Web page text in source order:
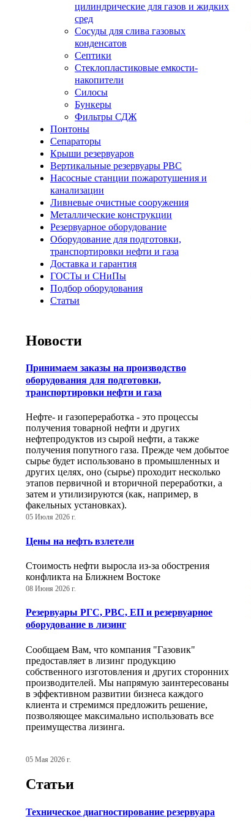
цилиндрические для газов и жидких
сред
Сосуды для слива газовых
конденсатов
Септики
Стеклопластиковые емкости-
накопители
Силосы
Бункеры
Фильтры СДЖ
Понтоны
Сепараторы
Крыши резервуаров
Вертикальные резервуары РВС
Насосные станции пожаротушения и
канализации
Ливневые очистные сооружения
Металлические конструкции
Резервуарное оборудование
Оборудование для подготовки,
транспортировки нефти и газа
Доставка и гарантия
ГОСТы и СНиПы
Подбор оборудования
Статьи
Новости
Принимаем заказы на производство
оборудования для подготовки,
транспортировки нефти и газа
Нефте- и газопереработка - это процессы
получения товарной нефти и других
нефтепродуктов из сырой нефти, а также
получения попутного газа. Прежде чем добытое
сырье будет использовано в промышленных и
других целях, оно (сырье) проходит несколько
этапов первичной и вторичной переработки, а
затем и утилизируются (как, например, в
факельных установках).
05 Июля 2026 г.
Цены на нефть взлетели
Стоимость нефти выросла из-за обострения
конфликта на Ближнем Востоке
08 Июня 2026 г.
Резервуары РГС, РВС, ЕП и резервуарное
оборудование в лизинг
Сообщаем Вам, что компания "Газовик"
предоставляет в лизинг продукцию
собственного изготовления и других сторонних
производителей. Мы напрямую заинтересованы
в эффективном развитии бизнеса каждого
клиента и стремимся предложить решение,
позволяющее максимально использовать все
преимущества лизинга.
05 Мая 2026 г.
Статьи
Техническое диагностирование резервуара